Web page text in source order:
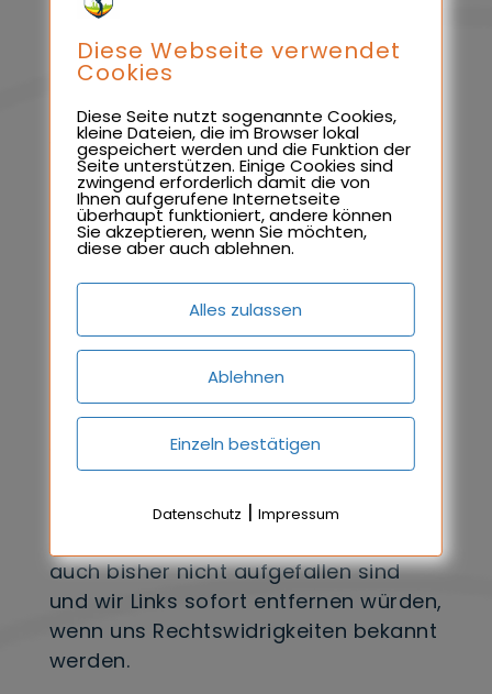
Nichtverantwortlichkeit davon
unberührt.
Sollten Ihnen problematische oder
rechtswidrige Inhalte auffallen, bitte
wir Sie uns umgehend zu
kontaktieren, damit wir die
rechtswidrigen Inhalte entfernen
können. Sie finden die Kontaktdaten
Haftung für Links auf dieser Website
Unsere Website enthält Links zu
anderen Websites für deren Inhalt wir
nicht verantwortlich sind. Haftung für
verlinkte Websites besteht für uns
rechtswidriger Tätigkeiten hatten und
auch bisher nicht aufgefallen sind
und wir Links sofort entfernen würden,
wenn uns Rechtswidrigkeiten bekannt
werden.
Diese Webseite verwendet
Cookies
Diese Seite nutzt sogenannte Cookies,
kleine Dateien, die im Browser lokal
gespeichert werden und die Funktion der
Seite unterstützen. Einige Cookies sind
zwingend erforderlich damit die von
Ihnen aufgerufene Internetseite
überhaupt funktioniert, andere können
Sie akzeptieren, wenn Sie möchten,
diese aber auch ablehnen.
Alles zulassen
Ablehnen
Einzeln bestätigen
Datenschutz | Impressum